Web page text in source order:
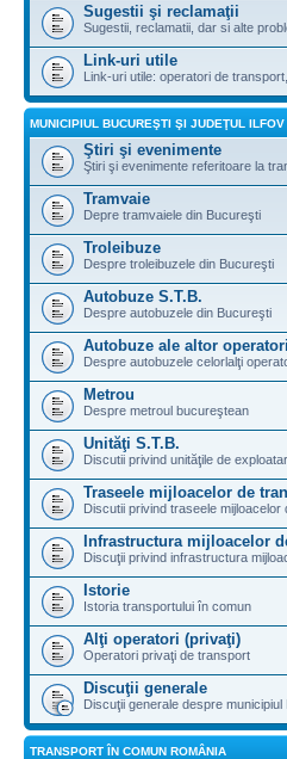
Sugestii şi reclamaţii
Sugestii, reclamatii, dar si alte
Link-uri utile
Link-uri utile: operatori de
MUNICIPIUL BUCUREŞTI ŞI JUDEŢUL ILFOV
Ştiri şi evenimente
Ştiri şi evenimente referitoare la
Tramvaie
Depre tramvaiele din Bucureşti
Troleibuze
Despre troleibuzele din Bucureşti
Autobuze S.T.B.
Despre autobuzele din Bucureşti
Autobuze ale altor
Despre autobuzele celorlalţi
Metrou
Despre metroul bucureştean
Unităţi S.T.B.
Discutii privind unităţile de
Traseele mijloacelor de
Discutii privind traseele
Infrastructura mijloacelor
Discuţii privind infrastructura
Istorie
Istoria transportului în comun
Alţi operatori (privaţi)
Operatori privaţi de transport
Discuţii generale
Discuţii generale despre
TRANSPORT ÎN COMUN ROMÂNIA